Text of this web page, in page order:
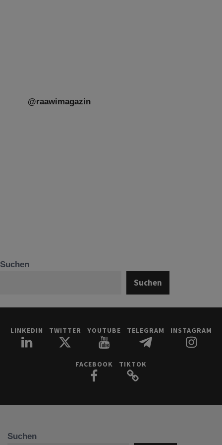
@raawimagazin
Suchen
Suchen
LINKEDIN TWITTER YOUTUBE TELEGRAM INSTAGRAM
FACEBOOK TIKTOK
Suchen